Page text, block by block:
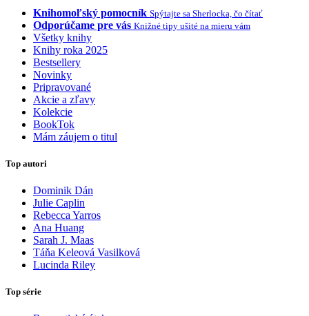
Knihomoľský pomocník Spýtajte sa Sherlocka, čo čítať
Odporúčame pre vás Knižné tipy ušité na mieru vám
Všetky knihy
Knihy roka 2025
Bestsellery
Novinky
Pripravované
Akcie a zľavy
Kolekcie
BookTok
Mám záujem o titul
Top autori
Dominik Dán
Julie Caplin
Rebecca Yarros
Ana Huang
Sarah J. Maas
Táňa Keleová Vasilková
Lucinda Riley
Top série